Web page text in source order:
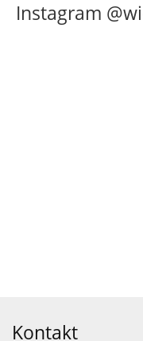
Instagram
Kontakt